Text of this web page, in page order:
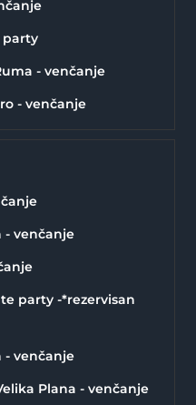
party
- venčanje
- venčanje
venčanje
party -*rezervisan
venčanje
Plana - venčanje